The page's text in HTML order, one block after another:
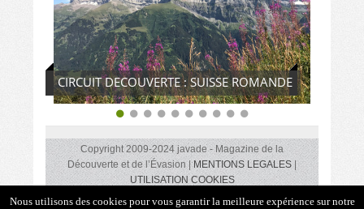
CIRCUIT DECOUVERTE : SUISSE ROMANDE
Copyright 2009-2024 javade - Magazine de la
Découverte et de l’Évasion |MENTIONS LEGALES |
UTILISATION COOKIES
Des coups de cœurs, des rencontres insolites, des lieux,
Nous utilisons des cookies pour vous garantir la meilleure expérience sur notre